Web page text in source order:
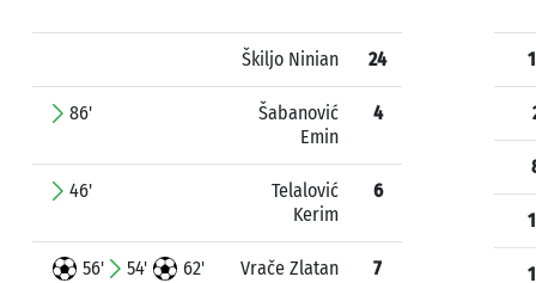
Škiljo Ninian 24
86'
Šabanović
Emin
4
46'
Telalović
Kerim
6
56' 54' 62' Vrače Zlatan 7